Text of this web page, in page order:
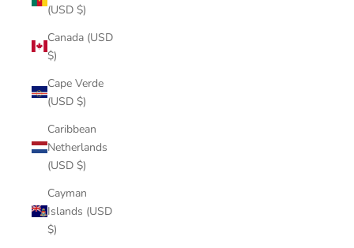
(USD $)
Canada (USD
$)
Cape Verde
(USD $)
Caribbean
Netherlands
(USD $)
Cayman
Islands (USD
$)